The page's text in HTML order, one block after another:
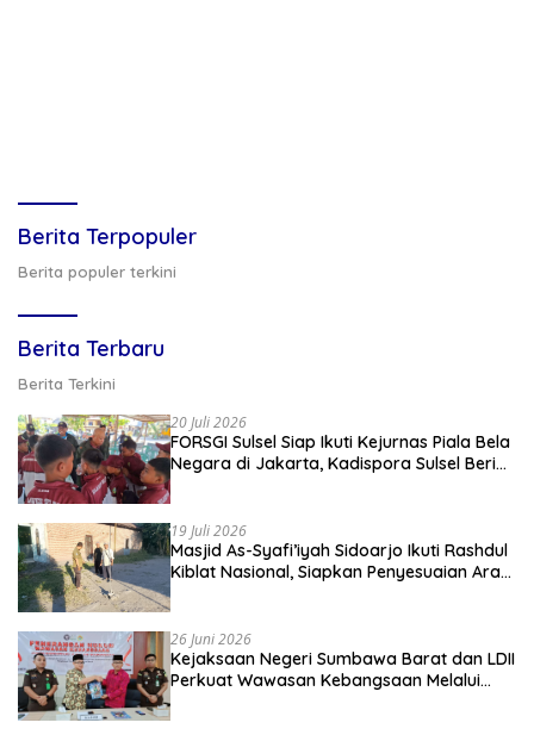
Berita Terpopuler
Berita populer terkini
Berita Terbaru
Berita Terkini
20 Juli 2026
FORSGI Sulsel Siap Ikuti Kejurnas Piala Bela
Negara di Jakarta, Kadispora Sulsel Beri
19 Juli 2026
Masjid As-Syafi’iyah Sidoarjo Ikuti Rashdul
Kiblat Nasional, Siapkan Penyesuaian Arah
26 Juni 2026
Kejaksaan Negeri Sumbawa Barat dan LDII
Perkuat Wawasan Kebangsaan Melalui